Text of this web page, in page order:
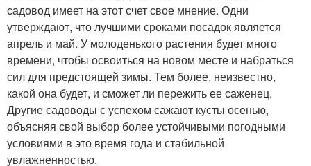
садовод имеет на этот счет свое мнение. Одни
утверждают, что лучшими сроками посадок является
апрель и май. У молоденького растения будет много
времени, чтобы освоиться на новом месте и набраться
сил для предстоящей зимы. Тем более, неизвестно,
какой она будет, и сможет ли пережить ее саженец.
Другие садоводы с успехом сажают кусты осенью,
объясняя свой выбор более устойчивыми погодными
условиями в это время года и стабильной
увлажненностью.